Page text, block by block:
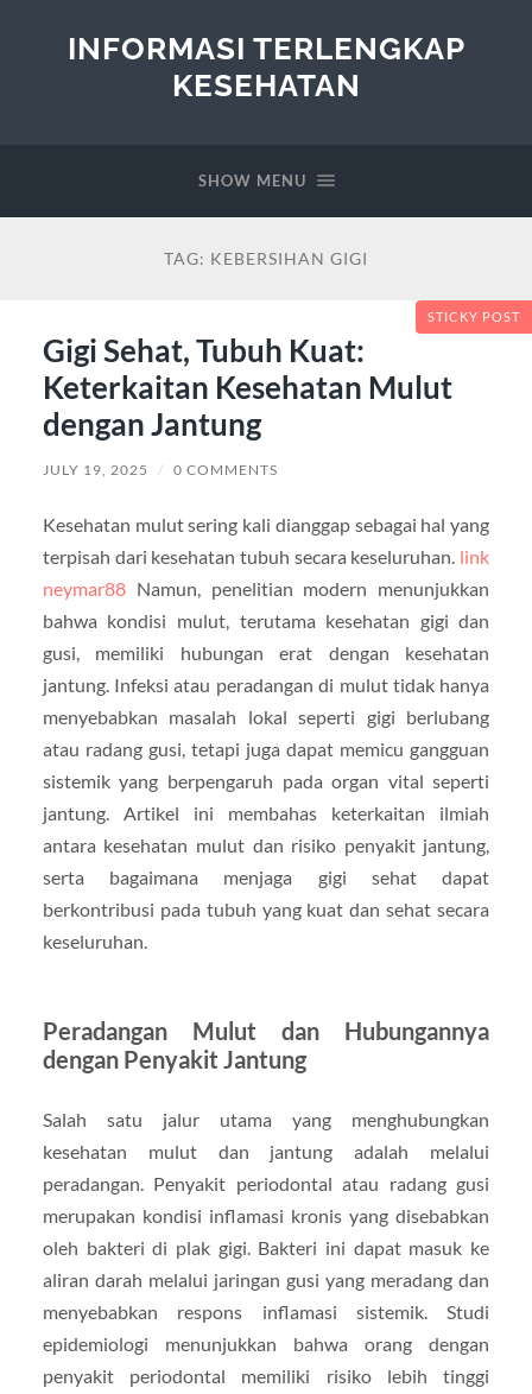
INFORMASI TERLENGKAP
KESEHATAN
SHOW MENU
TAG: KEBERSIHAN GIGI
STICKY POST
Gigi Sehat, Tubuh Kuat:
Keterkaitan Kesehatan Mulut
dengan Jantung
JULY 19, 2025 / 0 COMMENTS
Kesehatan mulut sering kali dianggap sebagai hal yang
terpisah dari kesehatan tubuh secara keseluruhan. link
neymar88Namun, penelitian modern menunjukkan
bahwa kondisi mulut, terutama kesehatan gigi dan
gusi, memiliki hubungan erat dengan kesehatan
jantung. Infeksi atau peradangan di mulut tidak hanya
menyebabkan masalah lokal seperti gigi berlubang
atau radang gusi, tetapi juga dapat memicu gangguan
sistemik yang berpengaruh pada organ vital seperti
jantung. Artikel ini membahas keterkaitan ilmiah
antara kesehatan mulut dan risiko penyakit jantung,
serta bagaimana menjaga gigi sehat dapat
berkontribusi pada tubuh yang kuat dan sehat secara
keseluruhan.
Peradangan Mulut dan Hubungannya
dengan Penyakit Jantung
Salah satu jalur utama yang menghubungkan
kesehatan mulut dan jantung adalah melalui
peradangan. Penyakit periodontal atau radang gusi
merupakan kondisi inflamasi kronis yang disebabkan
oleh bakteri di plak gigi. Bakteri ini dapat masuk ke
aliran darah melalui jaringan gusi yang meradang dan
menyebabkan respons inflamasi sistemik. Studi
epidemiologi menunjukkan bahwa orang dengan
penyakit periodontal memiliki risiko lebih tinggi